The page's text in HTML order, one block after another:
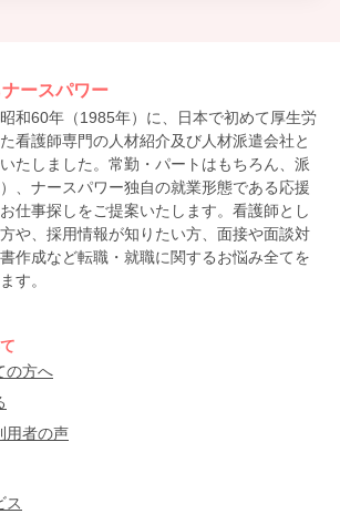
ースパワー
昭和60年（1985年）に、日本で初めて厚生労
看護師専門の人材紹介及び人材派遣会社と
たしました。常勤・パートはもちろん、派
、ナースパワー独自の就業形態である応援
仕事探しをご提案いたします。看護師とし
や、採用情報が知りたい方、面接や面談対
作成など転職・就職に関するお悩み全てを
す。
の方へ
用者の声
ス